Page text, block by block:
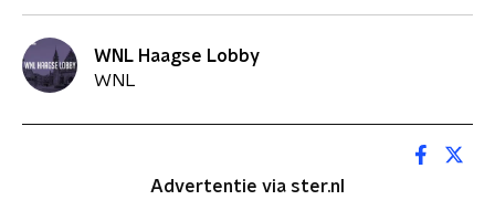
WNL Haagse Lobby
WNL
Advertentie via ster.nl